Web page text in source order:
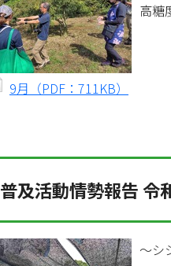
高糖
9月（PDF：711KB）
普及活動情勢報告 令
～シ